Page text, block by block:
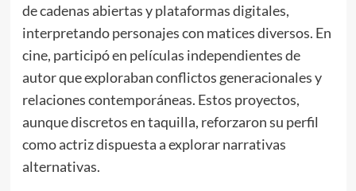
de cadenas abiertas y plataformas digitales,
interpretando personajes con matices diversos. En
cine, participó en películas independientes de
autor que exploraban conflictos generacionales y
relaciones contemporáneas. Estos proyectos,
aunque discretos en taquilla, reforzaron su perfil
como actriz dispuesta a explorar narrativas
alternativas.